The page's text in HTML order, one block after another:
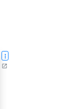
more_vert
open_in_new